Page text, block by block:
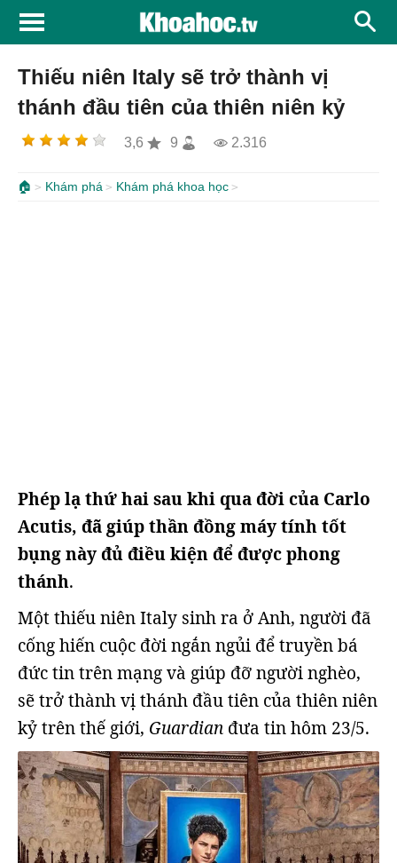
Thiếu niên Italy sẽ trở thành vị
thánh đầu tiên của thiên niên kỷ
3,6 9 2.316
🏠 Khám phá Khám phá khoa học
Phép lạ thứ hai sau khi qua đời của Carlo
Acutis, đã giúp thần đồng máy tính tốt
bụng này đủ điều kiện để được phong
thánh.
Một thiếu niên Italy sinh ra ở Anh, người đã
cống hiến cuộc đời ngắn ngủi để truyền bá
đức tin trên mạng và giúp đỡ người nghèo,
sẽ trở thành vị thánh đầu tiên của thiên niên
kỷ trên thế giới, Guardian đưa tin hôm 23/5.